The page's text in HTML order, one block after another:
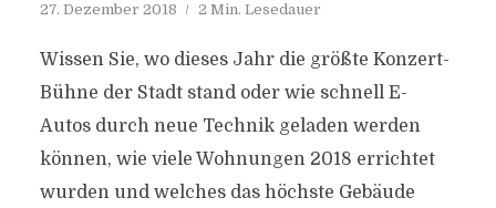
27. Dezember 2018 2 Min. Lesedauer
Wissen Sie, wo dieses Jahr die größte Konzert-
Bühne der Stadt stand oder wie schnell E-
Autos durch neue Technik geladen werden
können, wie viele Wohnungen 2018 errichtet
wurden und welches das höchste Gebäude